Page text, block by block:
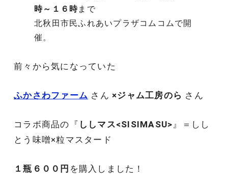
時～１６時まで
北秋田市民ふれあいプラザコムコムで開
催。
前々から気になっていた
ふかさわファーム さん ×ジャム工房のら さん
コラボ商品の『 ししマス<SISIMASU> 』＝しし
とう味噌×粒マスタード
１瓶６００円 を購入しました！